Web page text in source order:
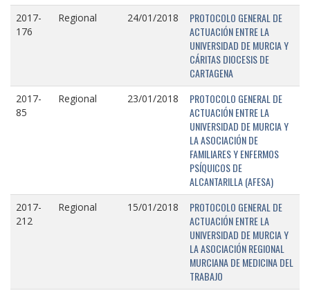
2017-
176
Regional 24/01/2018
PROTOCOLO GENERAL DE
ACTUACIÓN ENTRE LA
UNIVERSIDAD DE MURCIA Y
CÁRITAS DIOCESIS DE
CARTAGENA
2017-
85
Regional 23/01/2018
PROTOCOLO GENERAL DE
ACTUACIÓN ENTRE LA
UNIVERSIDAD DE MURCIA Y
LA ASOCIACIÓN DE
FAMILIARES Y ENFERMOS
PSÍQUICOS DE
ALCANTARILLA (AFESA)
2017-
212
Regional 15/01/2018
PROTOCOLO GENERAL DE
ACTUACIÓN ENTRE LA
UNIVERSIDAD DE MURCIA Y
LA ASOCIACIÓN REGIONAL
MURCIANA DE MEDICINA DEL
TRABAJO